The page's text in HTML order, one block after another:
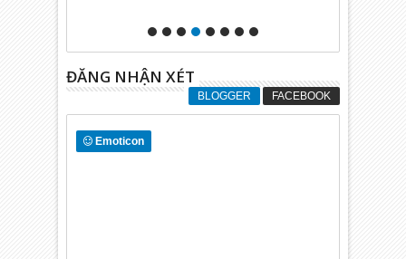
ĐĂNG NHẬN XÉT
BLOGGER FACEBOOK
Emoticon